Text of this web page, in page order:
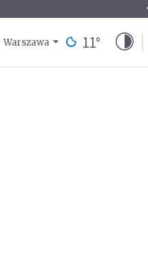
Warszawa 11°